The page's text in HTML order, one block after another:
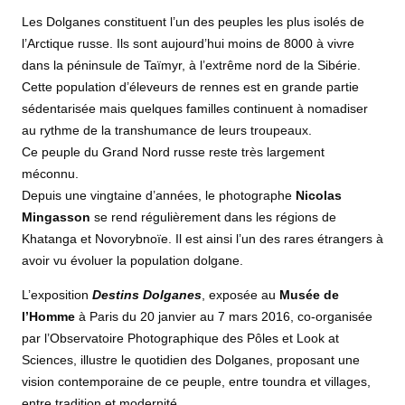
Les Dolganes constituent l’un des peuples les plus isolés de
l’Arctique russe. Ils sont aujourd’hui moins de 8000 à vivre
dans la péninsule de Taïmyr, à l’extrême nord de la Sibérie.
Cette population d’éleveurs de rennes est en grande partie
sédentarisée mais quelques familles continuent à nomadiser
au rythme de la transhumance de leurs troupeaux.
Ce peuple du Grand Nord russe reste très largement
méconnu.
Depuis une vingtaine d’années, le photographe Nicolas
Mingasson se rend régulièrement dans les régions de
Khatanga et Novorybnoïe. Il est ainsi l’un des rares étrangers à
avoir vu évoluer la population dolgane.
L’exposition Destins Dolganes , exposée au Musée de
l’Homme à Paris du 20 janvier au 7 mars 2016, co-organisée
par l’Observatoire Photographique des Pôles et Look at
Sciences, illustre le quotidien des Dolganes, proposant une
vision contemporaine de ce peuple, entre toundra et villages,